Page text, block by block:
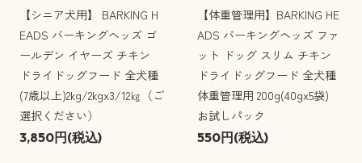
【シニア犬用】 BARKING H
EADS バーキングヘッズ ゴ
ールデン イヤーズ チキン
ドライドッグフード 全犬種
(7歳以上)2kg/2kgx3/12㎏（ご
選択ください）
3,850円(税込)
【体重管理用】BARKING HE
ADS バーキングヘッズ ファ
ット ドッグ スリム チキン
ドライドッグフード 全犬種
体重管理用 200g(40gx5袋)
お試しパック
550円(税込)